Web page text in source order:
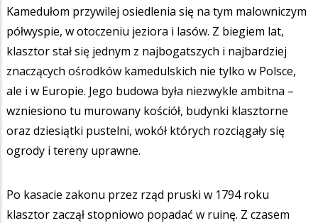
Kamedułom przywilej osiedlenia się na tym malowniczym
półwyspie, w otoczeniu jeziora i lasów. Z biegiem lat,
klasztor stał się jednym z najbogatszych i najbardziej
znaczących ośrodków kamedulskich nie tylko w Polsce,
ale i w Europie. Jego budowa była niezwykle ambitna –
wzniesiono tu murowany kościół, budynki klasztorne
oraz dziesiątki pustelni, wokół których rozciągały się
ogrody i tereny uprawne.
Po kasacie zakonu przez rząd pruski w 1794 roku
klasztor zaczął stopniowo popadać w ruinę. Z czasem